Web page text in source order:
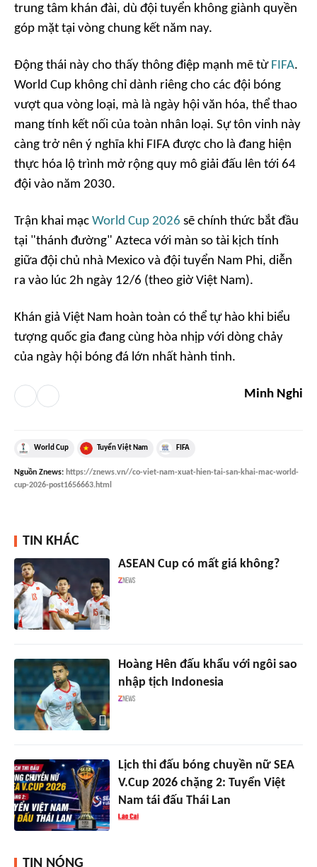
trung tâm khán đài, dù đội tuyển không giành quyền
góp mặt tại vòng chung kết năm nay.
Động thái này cho thấy thông điệp mạnh mẽ từ FIFA.
World Cup không chỉ dành riêng cho các đội bóng
vượt qua vòng loại, mà là ngày hội văn hóa, thể thao
mang tính kết nối của toàn nhân loại. Sự tôn vinh này
càng trở nên ý nghĩa khi FIFA được cho là đang hiện
thực hóa lộ trình mở rộng quy mô giải đấu lên tới 64
đội vào năm 2030.
Trận khai mạc World Cup 2026 sẽ chính thức bắt đầu
tại "thánh đường" Azteca với màn so tài kịch tính
giữa đội chủ nhà Mexico và đội tuyển Nam Phi, diễn
ra vào lúc 2h ngày 12/6 (theo giờ Việt Nam).
Khán giả Việt Nam hoàn toàn có thể tự hào khi biểu
tượng quốc gia đang cùng hòa nhịp với dòng chảy
của ngày hội bóng đá lớn nhất hành tinh.
Minh Nghi
World Cup Tuyển Việt Nam FIFA
Nguồn Znews: https://znews.vn//co-viet-nam-xuat-hien-tai-san-khai-mac-world-
cup-2026-post1656663.html
TIN KHÁC
ASEAN Cup có mất giá không?
Hoàng Hên đấu khẩu với ngôi sao
nhập tịch Indonesia
Lịch thi đấu bóng chuyền nữ SEA
V.Cup 2026 chặng 2: Tuyển Việt
Nam tái đấu Thái Lan
TIN NÓNG